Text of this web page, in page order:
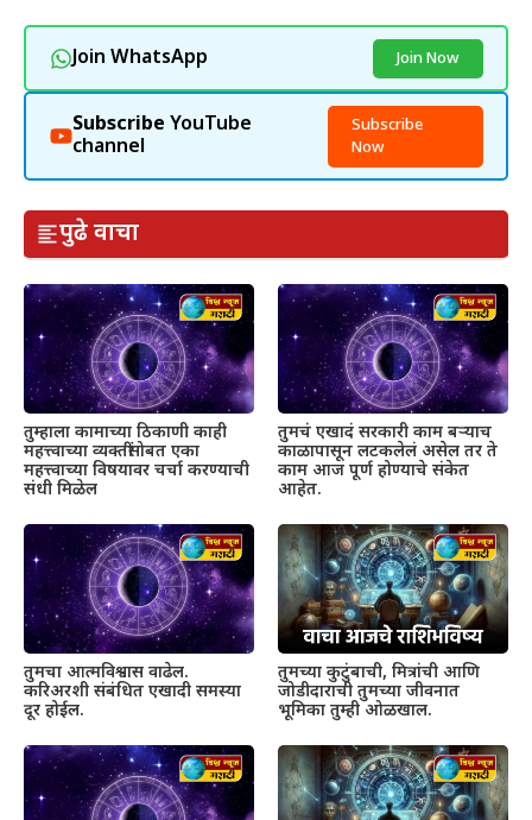
Join WhatsApp Join Now
Subscribe YouTube
channel
Subscribe
Now
पुढे वाचा
तुम्हाला कामाच्या ठिकाणी काही
महत्त्वाच्या व्यक्तींसोबत एका
महत्त्वाच्या विषयावर चर्चा करण्याची
संधी मिळेल
तुमचं एखादं सरकारी काम बऱ्याच
काळापासून लटकलेलं असेल तर ते
काम आज पूर्ण होण्याचे संकेत
आहेत.
तुमचा आत्मविश्वास वाढेल.
करिअरशी संबंधित एखादी समस्या
दूर होईल.
तुमच्या कुटुंबाची, मित्रांची आणि
जोडीदाराची तुमच्या जीवनात
भूमिका तुम्ही ओळखाल.